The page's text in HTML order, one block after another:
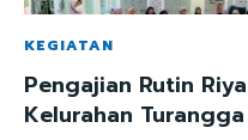
KEGIATAN
Pengajian Rutin
Kelurahan Turangga